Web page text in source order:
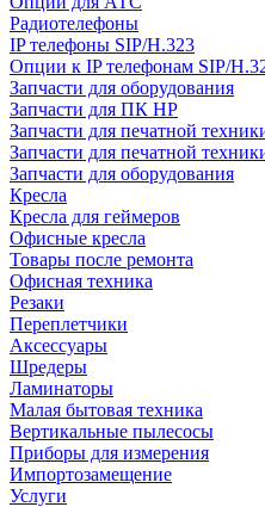
Радиотелефоны
IP телефоны SIP/H.323
Опции к IP телефонам SIP/
Запчасти для оборудования
Запчасти для ПК HP
Запчасти для печатной
Запчасти для печатной
Запчасти для оборудования
Кресла
Кресла для геймеров
Офисные кресла
Товары после ремонта
Офисная техника
Резаки
Переплетчики
Аксессуары
Шредеры
Ламинаторы
Малая бытовая техника
Вертикальные пылесосы
Приборы для измерения
Импортозамещение
Услуги